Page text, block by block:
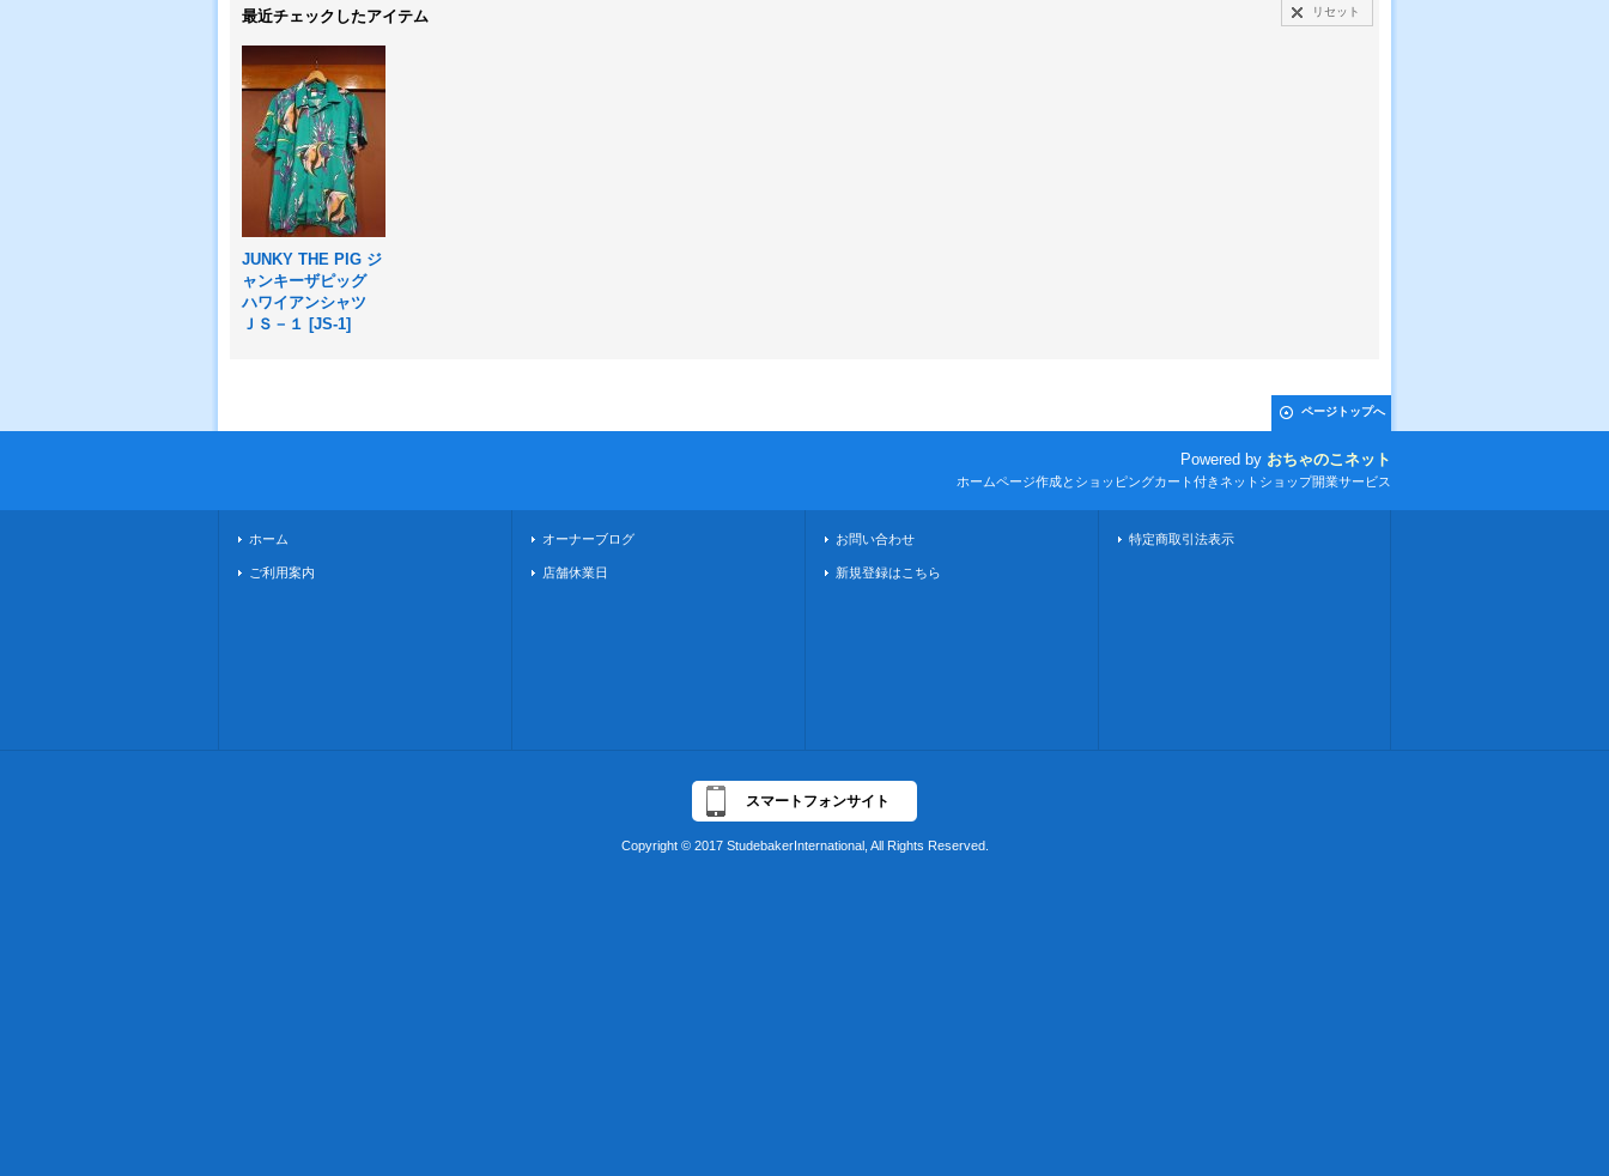
最近チェックしたアイテム リセット
JUNKY THE PIG ジ
ャンキーザピッグ
ハワイアンシャツ
ＪＳ－１ [JS-1]
ページトップへ
Powered by おちゃのこネット
ホームページ作成とショッピングカート付きネットショップ開業サービス
ホーム
ご利用案内
オーナーブログ
店舗休業日
お問い合わせ
新規登録はこちら
特定商取引法表示
スマートフォンサイト
Copyright © 2017 StudebakerInternational, All Rights Reserved.